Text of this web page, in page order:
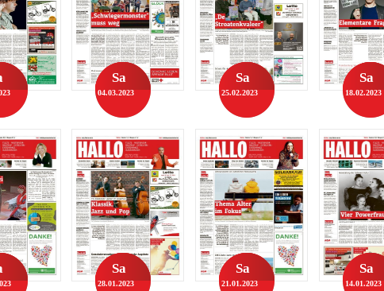
Sa
04.03.2023
Sa
25.02.2023
Sa
18.02.2023
Sa
28.01.2023
Sa
21.01.2023
Sa
14.01.2023